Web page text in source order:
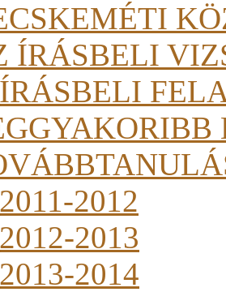
ÍRÁSBELI
ÍRÁSBELI
2011-2012
2012-2013
2013-2014